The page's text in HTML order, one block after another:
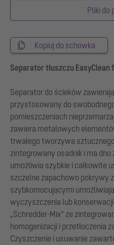
Pliki do
Kopiuj do schowka
Separator tłuszczu EasyClean
Separator do ścieków
przystosowany do
pomieszczeniach
zawiera metalowych
trwałego tworzywa
zintegrowany osadnik i ma
umożliwia szybkie i całkowite
szczelne zapachowo pokrywy
szybkomocującymi
wyczyszczenia lub
„Schredder-Mix“ ze
homogenizacji i przetłoczenia
Czyszczenie i usuwanie